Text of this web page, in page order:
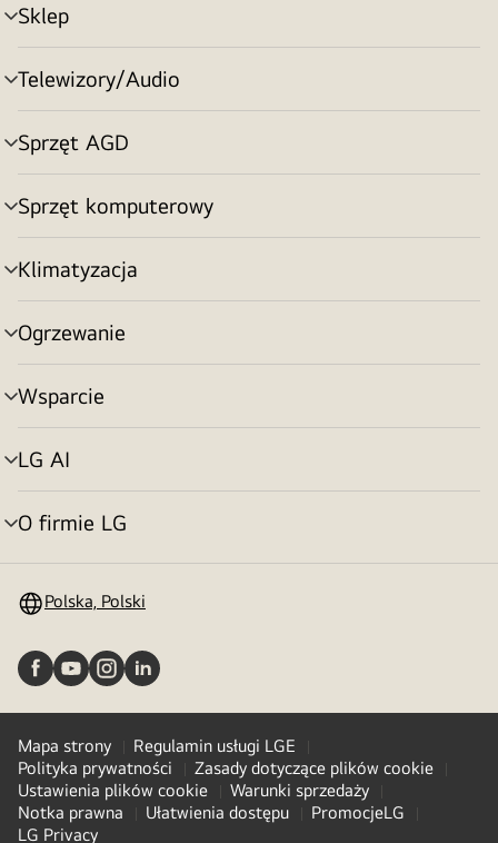
Sklep
Przełącznik
menu
Telewizory/Audio
Przełącznik
menu
Sprzęt AGD
Przełącznik
menu
Sprzęt komputerowy
Przełącznik
menu
Klimatyzacja
Przełącznik
menu
Ogrzewanie
Przełącznik
menu
Wsparcie
Przełącznik
menu
LG AI
Przełącznik
menu
O firmie LG
Przełącznik
Polska, Polski
Mapa strony
Regulamin usługi LGE
Polityka prywatności
Zasady dotyczące plików cookie
Ustawienia plików cookie
Warunki sprzedaży
Notka prawna
Ułatwienia dostępu
PromocjeLG
LG Privacy